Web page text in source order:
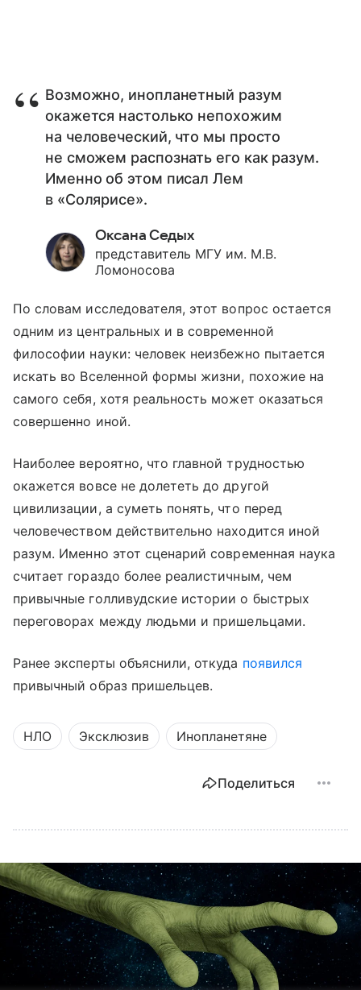
Возможно, инопланетный разум
окажется настолько непохожим
на человеческий, что мы просто
не сможем распознать его как разум.
Именно об этом писал Лем
в «Солярисе».
Оксана Седых
представитель МГУ им. М.В.
Ломоносова
По словам исследователя, этот вопрос остается
одним из центральных и в современной
философии науки: человек неизбежно пытается
искать во Вселенной формы жизни, похожие на
самого себя, хотя реальность может оказаться
совершенно иной.
Наиболее вероятно, что главной трудностью
окажется вовсе не долететь до другой
цивилизации, а суметь понять, что перед
человечеством действительно находится иной
разум. Именно этот сценарий современная наука
считает гораздо более реалистичным, чем
привычные голливудские истории о быстрых
переговорах между людьми и пришельцами.
Ранее эксперты объяснили, откуда появился
привычный образ пришельцев.
НЛО Эксклюзив Инопланетяне
Поделиться